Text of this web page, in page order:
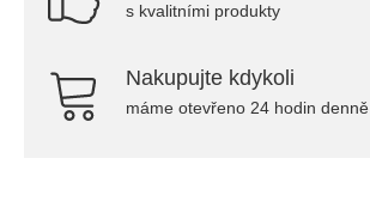
s kvalitními produkty
Nakupujte kdykoli
máme otevřeno 24 hodin denně